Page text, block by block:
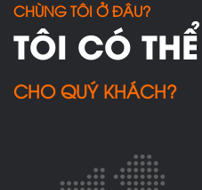
CHÙNG TÔI Ở ĐÂU?
TÔI CÓ
CHO QUÝ KHÁCH?